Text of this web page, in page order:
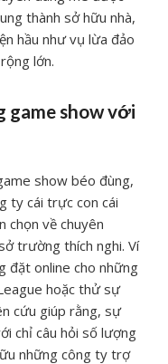
thành sở hữu nhà,
hầu như vụ lừa đảo
lớn.
game show với
show béo đùng,
ty cái trực con cái
chọn về chuyên
trường thích nghi. Ví
đặt online cho những
hoặc thử sự
cứu giúp rằng, sự
chỉ câu hỏi số lượng
những công ty trợ